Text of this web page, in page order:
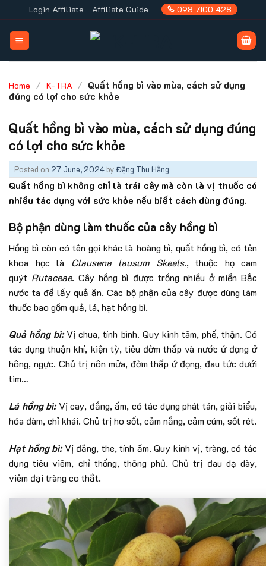
to
content
Login Affiliate Affiliate Guide 098 7100 428
Home / K-TRA / Quất hồng bì vào mùa, cách sử dụng
đúng có lợi cho sức khỏe
Quất hồng bì vào mùa, cách sử dụng đúng
có lợi cho sức khỏe
Posted on 27 June, 2024 byĐặng Thu Hằng
Quất hồng bì không chỉ là trái cây mà còn là vị thuốc có
nhiều tác dụng với sức khỏe nếu biết cách dùng đúng.
Bộ phận dùng làm thuốc của cây hồng bì
Hồng bì còn có tên gọi khác là hoàng bì, quất hồng bì, có tên
khoa học là Clausena lausum Skeels., thuộc họ cam
quýt Rutaceae. Cây hồng bì được trồng nhiều ở miền Bắc
nước ta để lấy quả ăn. Các bộ phận của cây được dùng làm
thuốc bao gồm quả, lá, hạt hồng bì.
Quả hồng bì:Vị chua, tính bình. Quy kinh tâm, phế, thận. Có
tác dụng thuận khí, kiện tỳ, tiêu đờm thấp và nước ứ đọng ở
hông, ngực. Chủ trị nôn mửa, đờm thấp ứ đọng, đau tức dưới
tim…
Lá hồng bì:Vị cay, đắng, ấm, có tác dụng phát tán, giải biểu,
hóa đàm, chỉ khái. Chủ trị ho sốt, cảm nắng, cảm cúm, sốt rét.
Hạt hồng bì:Vị đắng, the, tính ấm. Quy kinh vị, tràng, có tác
dụng tiêu viêm, chỉ thống, thông phủ. Chủ trị đau dạ dày,
viêm đại tràng co thắt.